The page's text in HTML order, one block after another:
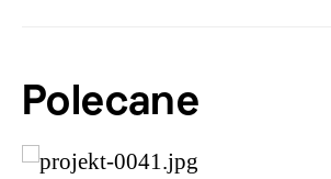
Polecane